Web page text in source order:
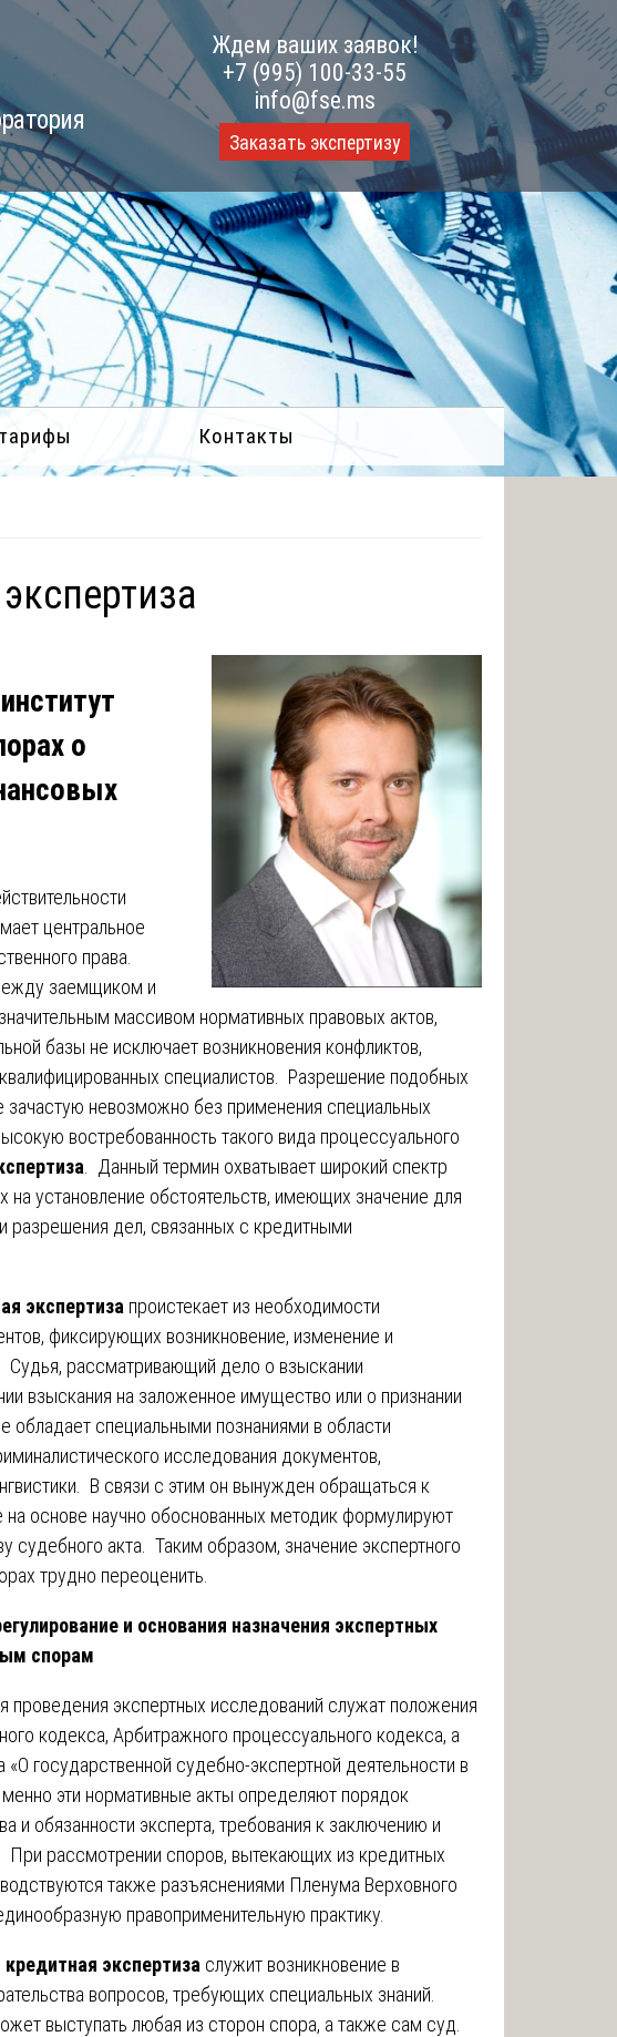
Ждем ваших заявок!
+7 (995) 100-33-55
info@fse.ms
Заказать экспертизу
Контакты
о
центральное
права.
заемщиком и
массивом нормативных правовых актов,
базы не исключает возникновения конфликтов,
специалистов. Разрешение подобных
невозможно без применения специальных
востребованность такого вида процессуального
. Данный термин охватывает широкий спектр
на установление обстоятельств, имеющих значение для
разрешения дел, связанных с кредитными
экспертиза проистекает из необходимости
фиксирующих возникновение, изменение и
Судья, рассматривающий дело о взыскании
взыскания на заложенное имущество или о признании
обладает специальными познаниями в области
исследования документов,
В связи с этим он вынужден обращаться к
основе научно обоснованных методик формулируют
судебного акта. Таким образом, значение экспертного
трудно переоценить.
и основания назначения экспертных
спорам
экспертных исследований служат положения
кодекса, Арбитражного процессуального кодекса, а
государственной судебно-экспертной деятельности в
эти нормативные акты определяют порядок
и обязанности эксперта, требования к заключению и
При рассмотрении споров, вытекающих из кредитных
также разъяснениями Пленума Верховного
правоприменительную практику.
кредитная экспертиза служит возникновение в
вопросов, требующих специальных знаний.
выступать любая из сторон спора, а также сам суд.